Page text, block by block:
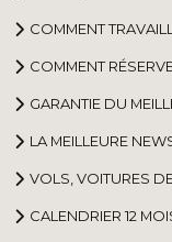
COMMENT
COMMENT
GARANTIE DU
LA MEILLEURE
VOLS, VOITURES
CALENDRIER 12